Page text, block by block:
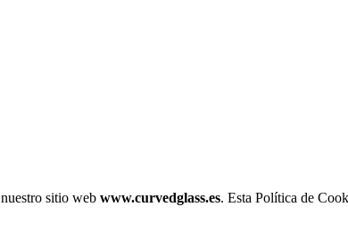
sitio web www.curvedglass.es. Esta Política de